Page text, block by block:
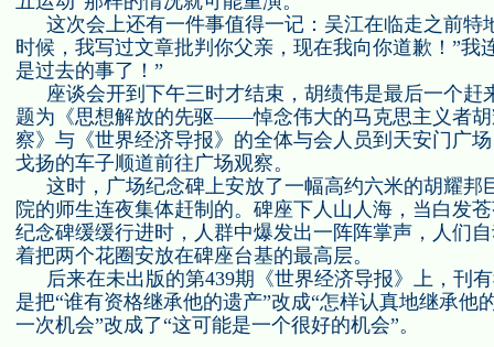
这次会上还有一件事值得一记：吴江在临走之前特
时候，我写过文章批判你父亲，现在我向你道歉！”我
是过去的事了！”
座谈会开到下午三时才结束，胡绩伟是最后一个赶
题为《思想解放的先驱——悼念伟大的马克思主义者
察》与《世界经济导报》的全体与会人员到天安门广
戈扬的车子顺道前往广场观察。
这时，广场纪念碑上安放了一幅高约六米的胡耀邦
院的师生连夜集体赶制的。碑座下人山人海，当白发
纪念碑缓缓行进时，人群中爆发出一阵阵掌声，人们
着把两个花圈安放在碑座台基的最高层。
后来在未出版的第439期《世界经济导报》上，刊
是把“谁有资格继承他的遗产”改成“怎样认真地继承他
一次机会”改成了“这可能是一个很好的机会”。